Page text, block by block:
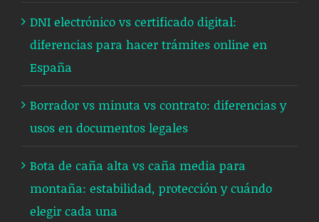
DNI electrónico vs certificado digital:
diferencias para hacer trámites online en
España
Borrador vs minuta vs contrato: diferencias y
usos en documentos legales
Bota de caña alta vs caña media para
montaña: estabilidad, protección y cuándo
elegir cada una